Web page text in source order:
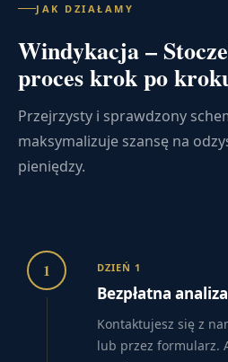
JAK DZIAŁAMY
Windykacja –
proces krok po
Przejrzysty i sprawdzony
maksymalizuje szansę na
pieniędzy.
1 DZIEŃ 1
Bezpłatna
Kontaktujesz się z
lub przez formularz.